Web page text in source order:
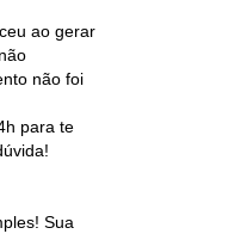
ao gerar
não foi
para te
Sua